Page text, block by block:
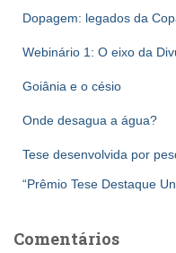
Dopagem: legados da
Webinário 1: O eixo da
Goiânia e o césio
Onde desagua a água?
Tese desenvolvida por
“Prêmio Tese Destaque
Comentários